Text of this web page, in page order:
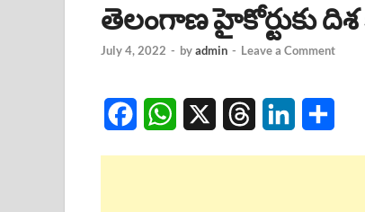
తెలంగాణ హైకోర్టుకు
July 4, 2022 - byadmin - Leave a Comment